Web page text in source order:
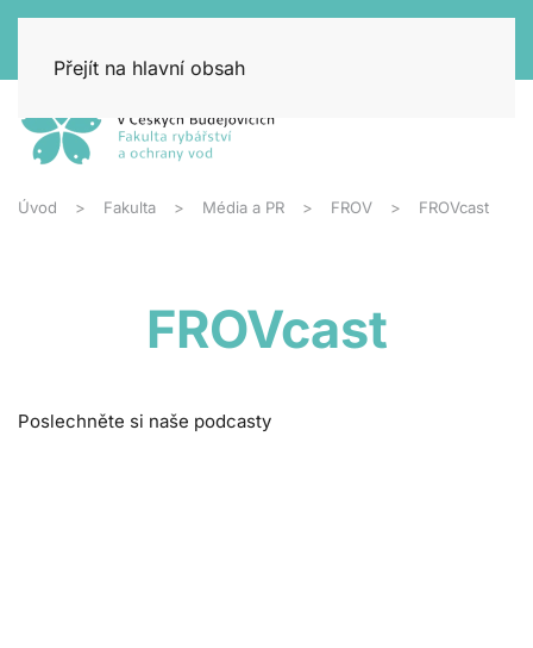
Přejít na hlavní obsah
Úvod Fakulta Média a PR FROV FROVcast
FROVcast
Poslechněte si naše podcasty